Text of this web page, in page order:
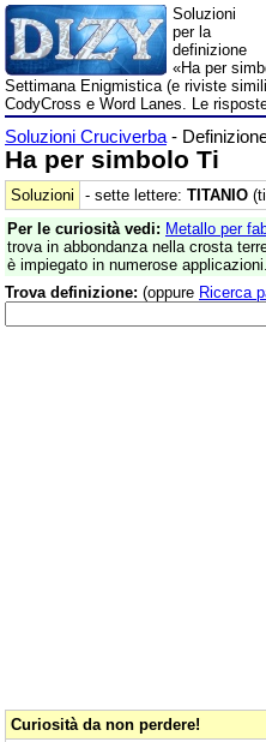
Soluzioni
per la
definizione
«Ha per
Settimana Enigmistica (e riviste
CodyCross e Word Lanes. Le
Soluzioni Cruciverba -
Ha per simbolo Ti
Soluzioni - sette lettere: TITANIO
Per le curiosità vedi: Metallo per
trova in abbondanza nella crosta
è impiegato in numerose
Trova definizione: (oppure Ricerca
Curiosità da non perdere!